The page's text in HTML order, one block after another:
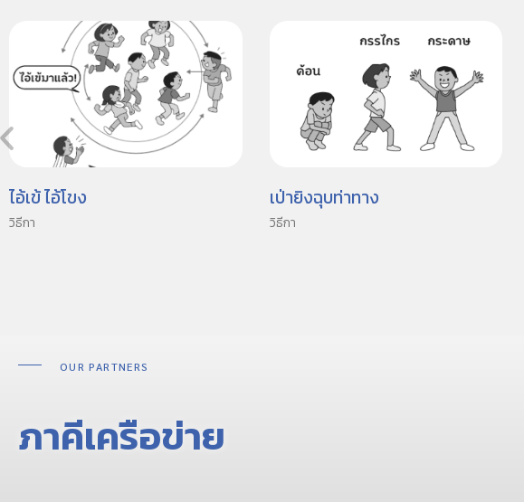
ไอ้เข้ ไอ้โขง
วิธีกา
เป่ายิงฉุบท่าทาง
วิธีกา
OUR PARTNERS
ภาคีเครือข่าย